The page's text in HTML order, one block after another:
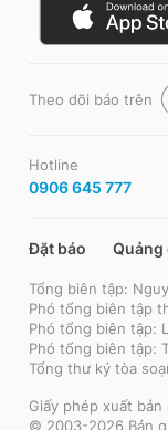
Theo dõi báo trên
Hotline
0906 645 777
Đặt báo Quảng
Tổng biên tập:
Phó tổng biên tập
Phó tổng biên tập:
Phó tổng biên tập:
Tổng thư ký tòa
Giấy phép xuất bản
© 2003-2026 Bản